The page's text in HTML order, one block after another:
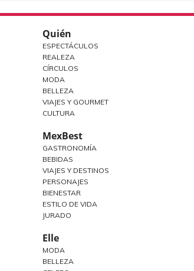
Quién
ESPECTÁCULOS
REALEZA
CÍRCULOS
MODA
BELLEZA
VIAJES Y GOURMET
CULTURA
MexBest
GASTRONOMÍA
BEBIDAS
VIAJES Y DESTINOS
PERSONAJES
BIENESTAR
ESTILO DE VIDA
JURADO
Elle
MODA
BELLEZA